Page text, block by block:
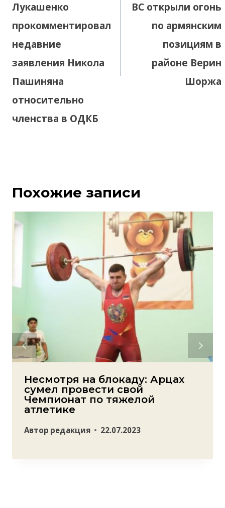
Лукашенко
прокомментировал
недавние
заявления Никола
Пашиняна
относительно
членства в ОДКБ
ВС открыли огонь
по армянским
позициям в
районе Верин
Шоржа
Похожие записи
Несмотря на блокаду: Арцах
сумел провести свой
Чемпионат по тяжелой
атлетике
Автор редакция 22.07.2023